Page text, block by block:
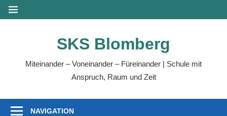
Zum
Inhalt
MENÜ
SKS Blomberg
Miteinander – Voneinander – Füreinander | Schule mit
Anspruch, Raum und Zeit
NAVIGATION